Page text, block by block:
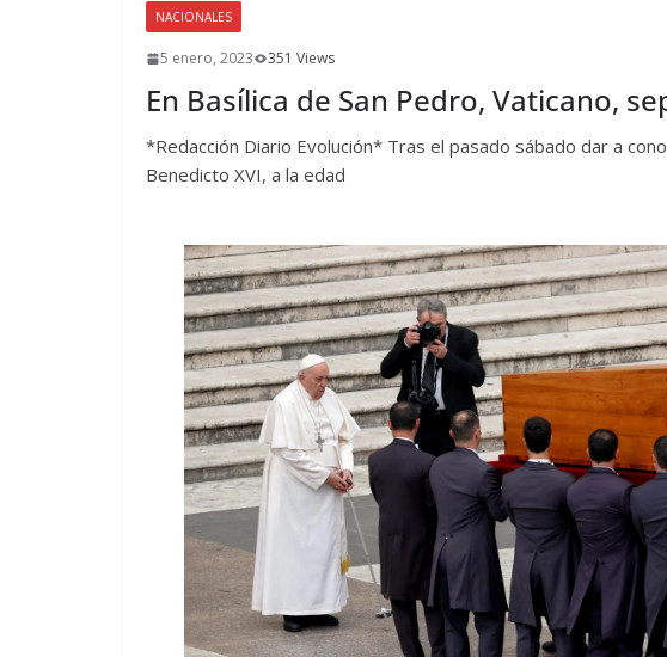
NACIONALES
5 enero, 2023 351 Views
En Basílica de San Pedro, Vaticano,
*Redacción Diario Evolución* Tras el pasado sábado dar a
Benedicto XVI, a la edad